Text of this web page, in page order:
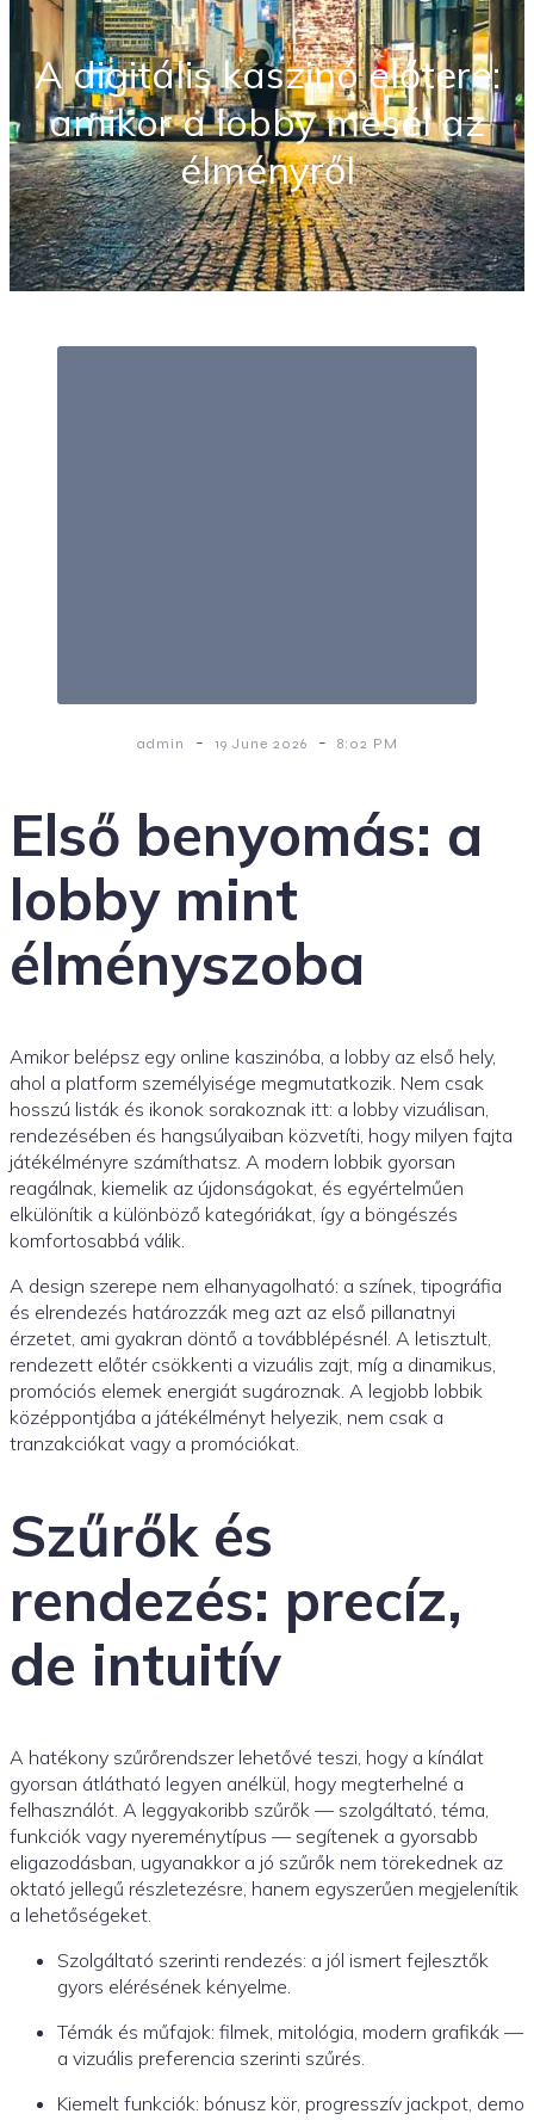
A digitális kaszinó előtere:
amikor a lobby mesél az
élményről
admin - 19 June 2026 - 8:02 PM
Első benyomás: a
lobby mint
élményszoba
Amikor belépsz egy online kaszinóba, a lobby az első hely,
ahol a platform személyisége megmutatkozik. Nem csak
hosszú listák és ikonok sorakoznak itt: a lobby vizuálisan,
rendezésében és hangsúlyaiban közvetíti, hogy milyen fajta
játékélményre számíthatsz. A modern lobbik gyorsan
reagálnak, kiemelik az újdonságokat, és egyértelműen
elkülönítik a különböző kategóriákat, így a böngészés
komfortosabbá válik.
A design szerepe nem elhanyagolható: a színek, tipográfia
és elrendezés határozzák meg azt az első pillanatnyi
érzetet, ami gyakran döntő a továbblépésnél. A letisztult,
rendezett előtér csökkenti a vizuális zajt, míg a dinamikus,
promóciós elemek energiát sugároznak. A legjobb lobbik
középpontjába a játékélményt helyezik, nem csak a
tranzakciókat vagy a promóciókat.
Szűrők és
rendezés: precíz,
de intuitív
A hatékony szűrőrendszer lehetővé teszi, hogy a kínálat
gyorsan átlátható legyen anélkül, hogy megterhelné a
felhasználót. A leggyakoribb szűrők — szolgáltató, téma,
funkciók vagy nyereménytípus — segítenek a gyorsabb
eligazodásban, ugyanakkor a jó szűrők nem törekednek az
oktató jellegű részletezésre, hanem egyszerűen megjelenítik
a lehetőségeket.
Szolgáltató szerinti rendezés: a jól ismert fejlesztők
gyors elérésének kényelme.
Témák és műfajok: filmek, mitológia, modern grafikák —
a vizuális preferencia szerinti szűrés.
Kiemelt funkciók: bónusz kör, progresszív jackpot, demo